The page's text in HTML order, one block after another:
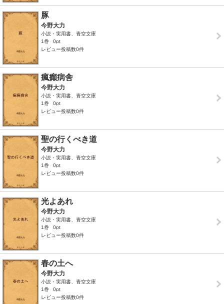
豚
今野大力
小説・実用書、青空文庫
1巻
0pt
レビュー投稿数0件
瘋癲病舎
今野大力
小説・実用書、青空文庫
1巻
0pt
レビュー投稿数0件
聖の行くべき道
今野大力
小説・実用書、青空文庫
1巻
0pt
レビュー投稿数0件
光よあれ
今野大力
小説・実用書、青空文庫
1巻
0pt
レビュー投稿数0件
春の土へ
今野大力
小説・実用書、青空文庫
1巻
0pt
レビュー投稿数0件